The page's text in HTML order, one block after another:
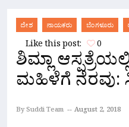
ದೇಶ ನಾಯಕರು ಬೆಂಗಳೂರು
Like this post: 0
ಶಿಮ್ಲಾ
ಮಹಿಳೆಗೆ ನೆರವು:
By Suddi Team August 2, 2018